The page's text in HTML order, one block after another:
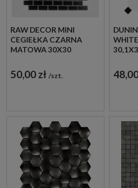
RAW DECOR MINI
CEGIEŁKA CZARNA
MATOWA 30X30
DEKORACYJNA
50,00 zł szt.